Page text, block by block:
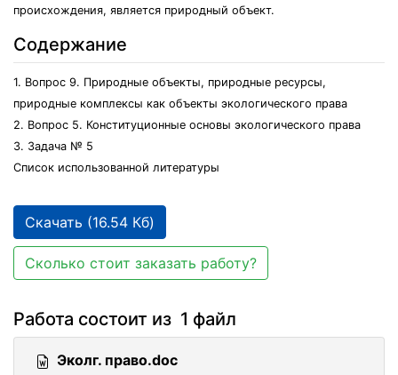
происхождения, является природный объект.
Содержание
1. Вопрос 9. Природные объекты, природные ресурсы,
природные комплексы как объекты экологического права
2. Вопрос 5. Конституционные основы экологического права
3. Задача № 5
Список использованной литературы
Скачать (16.54 Кб)
Сколько стоит заказать работу?
Работа состоит из 1 файл
Эколг. право.doc